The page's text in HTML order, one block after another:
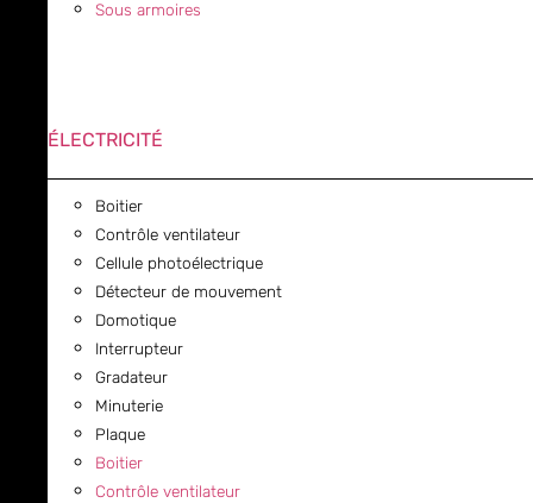
Sous armoires
ÉLECTRICITÉ
Boitier
Contrôle ventilateur
Cellule photoélectrique
Détecteur de mouvement
Domotique
Interrupteur
Gradateur
Minuterie
Plaque
Boitier
Contrôle ventilateur